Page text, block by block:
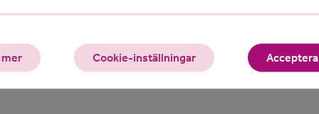
vad väntar 2024?
som skulle få personlig assistans tack vare
assistans och frågan är hur många fler som
mer Cookie-inställningar